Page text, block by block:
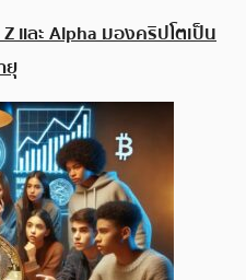
และ Alpha มองคริปโตเป็น
ยุ